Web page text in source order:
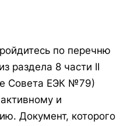
по перечню
раздела 8 части II
Совета ЕЭК №79)
и
Документ, которого